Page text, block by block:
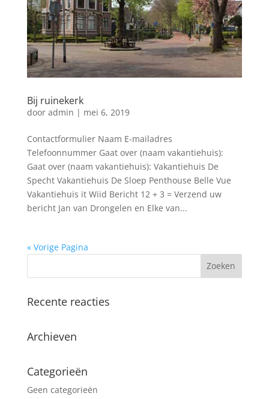
Bij ruinekerk
door admin | mei 6, 2019
Contactformulier Naam E-mailadres
Telefoonnummer Gaat over (naam vakantiehuis):
Gaat over (naam vakantiehuis): Vakantiehuis De
Specht Vakantiehuis De Sloep Penthouse Belle Vue
Vakantiehuis it Wiid Bericht 12 + 3 = Verzend uw
bericht Jan van Drongelen en Elke van...
« Vorige Pagina
Recente reacties
Archieven
Categorieën
Geen categorieën